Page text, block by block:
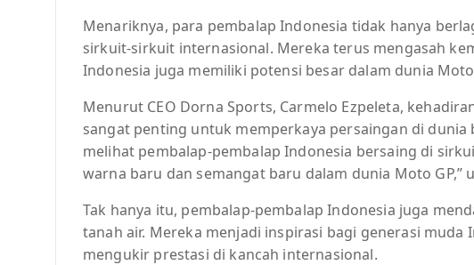
Menariknya, para pembalap Indonesia tidak hanya
sirkuit-sirkuit internasional. Mereka terus mengasah
Indonesia juga memiliki potensi besar dalam dunia Moto
Menurut CEO Dorna Sports, Carmelo Ezpeleta,
sangat penting untuk memperkaya persaingan di dunia
melihat pembalap-pembalap Indonesia bersaing di
warna baru dan semangat baru dalam dunia Moto GP,”
Tak hanya itu, pembalap-pembalap Indonesia juga
tanah air. Mereka menjadi inspirasi bagi generasi
mengukir prestasi di kancah internasional.